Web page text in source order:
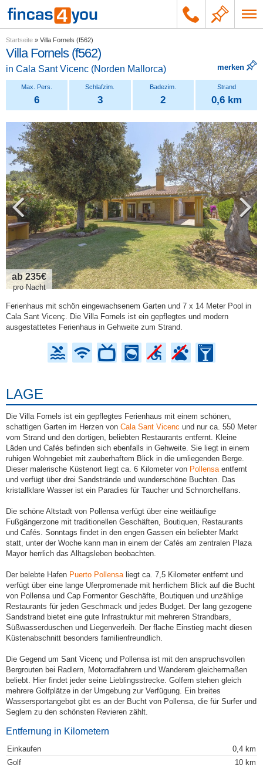
Startseite » Villa Fornels (f562)
Villa Fornels (f562)
in Cala Sant Vicenc (Norden Mallorca) merken
6 3 2 0,6 km
ab 235€
pro Nacht
Ferienhaus mit schön eingewachsenem Garten und 7 x 14 Meter Pool in
Cala Sant Vicenç. Die Villa Fornels ist ein gepflegtes und modern
ausgestattetes Ferienhaus in Gehweite zum Strand.
LAGE
Die Villa Fornels ist ein gepflegtes Ferienhaus mit einem schönen,
schattigen Garten im Herzen von Cala Sant Vicenc und nur ca. 550 Meter
vom Strand und den dortigen, beliebten Restaurants entfernt. Kleine
Läden und Cafés befinden sich ebenfalls in Gehweite. Sie liegt in einem
ruhigen Wohngebiet mit zauberhaftem Blick in die umliegenden Berge.
Dieser malerische Küstenort liegt ca. 6 Kilometer von Pollensaentfernt
und verfügt über drei Sandstrände und wunderschöne Buchten. Das
kristallklare Wasser ist ein Paradies für Taucher und Schnorchelfans.
Die schöne Altstadt von Pollensa verfügt über eine weitläufige
Fußgängerzone mit traditionellen Geschäften, Boutiquen, Restaurants
und Cafés. Sonntags findet in den engen Gassen ein beliebter Markt
statt, unter der Woche kann man in einem der Cafés am zentralen Plaza
Mayor herrlich das Alltagsleben beobachten.
Der belebte Hafen Puerto Pollensaliegt ca. 7,5 Kilometer entfernt und
verfügt über eine lange Uferpromenade mit herrlichem Blick auf die Bucht
von Pollensa und Cap Formentor Geschäfte, Boutiquen und unzählige
Restaurants für jeden Geschmack und jedes Budget. Der lang gezogene
Sandstrand bietet eine gute Infrastruktur mit mehreren Strandbars,
Süßwasserduschen und Liegenverleih. Der flache Einstieg macht diesen
Küstenabschnitt besonders familienfreundlich.
Die Gegend um Sant Vicenç und Pollensa ist mit den anspruchsvollen
Bergrouten bei Radlern, Motorradfahrern und Wanderern gleichermaßen
beliebt. Hier findet jeder seine Lieblingsstrecke. Golfern stehen gleich
mehrere Golfplätze in der Umgebung zur Verfügung. Ein breites
Wassersportangebot gibt es an der Bucht von Pollensa, die für Surfer und
Seglern zu den schönsten Revieren zählt.
Entfernung in Kilometern
Einkaufen
0,4 km
Golf
10 km